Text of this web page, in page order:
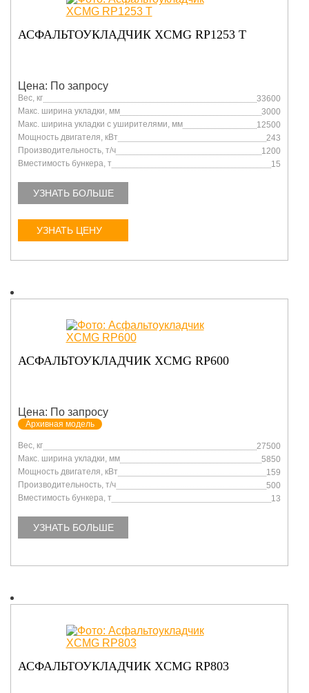
АСФАЛЬТОУКЛАДЧИК XCMG RP1253 T
Цена: По запросу
Вес, кг
33600
Макс. ширина укладки, мм
3000
Макс. ширина укладки с уширителями, мм
12500
Мощность двигателя, кВт
243
Производительность, т/ч
1200
Вместимость бункера, т
15
УЗНАТЬ БОЛЬШЕ
УЗНАТЬ ЦЕНУ
АСФАЛЬТОУКЛАДЧИК XCMG RP600
Цена: По запросу
Архивная модель
Вес, кг
27500
Макс. ширина укладки, мм
5850
Мощность двигателя, кВт
159
Производительность, т/ч
500
Вместимость бункера, т
13
УЗНАТЬ БОЛЬШЕ
АСФАЛЬТОУКЛАДЧИК XCMG RP803